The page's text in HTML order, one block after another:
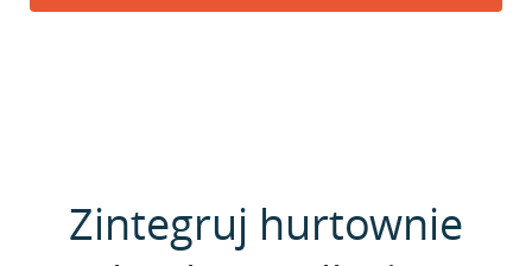
Zintegruj hurtownie